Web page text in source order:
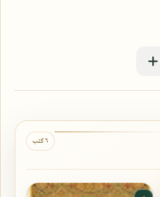
٦ كتب